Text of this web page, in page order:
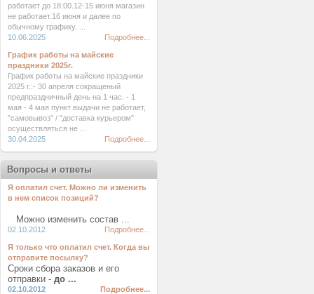
работает до 18:00.12-15 июня магазин
не работает.16 июня и далее по
обычному графику. ...
10.06.2025
Подробнее...
График работы на майские
праздники 2025г.
График работы на майские праздники
2025 г.:- 30 апреля сокращеный
предпраздничный день на 1 час. - 1
мая - 4 мая пункт выдачи не работает,
"самовывоз" / "доставка курьером"
осуществляться не ...
30.04.2025
Подробнее...
Вопросы и ответы
Я оплатил счет. Можно ли изменить
в нем список позиций?
Можно изменить состав ...
02.10.2012 Подробнее...
Я только что оплатил счет. Когда вы
отправите посылку?
Сроки сбора заказов и его
отправки - до ...
02.10.2012 Подробнее...